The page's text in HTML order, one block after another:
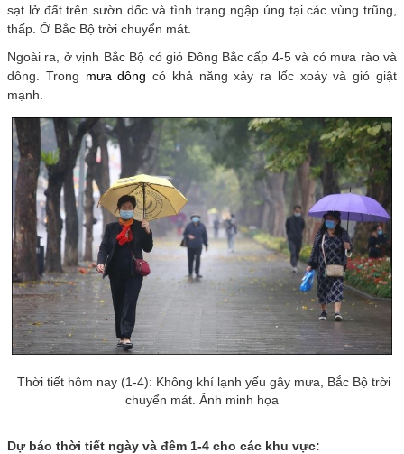
sạt lở đất trên sườn dốc và tình trạng ngập úng tại các vùng trũng,
thấp. Ở Bắc Bộ trời chuyển mát.
Ngoài ra, ở vịnh Bắc Bộ có gió Đông Bắc cấp 4-5 và có mưa rào và
dông. Trong mưa dông có khả năng xảy ra lốc xoáy và gió giật
mạnh.
Thời tiết hôm nay (1-4): Không khí lạnh yếu gây mưa, Bắc Bộ trời
chuyển mát. Ảnh minh họa
Dự báo thời tiết ngày và đêm 1-4 cho các khu vực: